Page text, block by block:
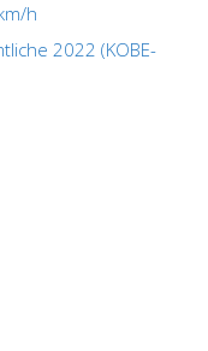
h
2022 (KOBE-